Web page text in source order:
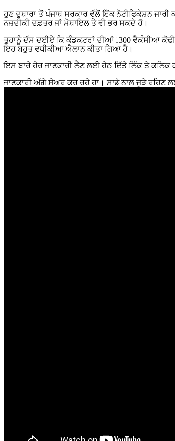
ਹੁਣ ਦੁਬਾਰਾ ਤੋਂ ਪੰਜਾਬ ਸਰਕਾਰ ਵੱਲੋਂ ਇੱਕ ਨੋਟੀਫਿਕੇਸ਼ਨ
ਨਜ਼ਦੀਕੀ ਦਫ਼ਤਰ ਜਾਂ ਮੋਬਾਇਲ ਤੇ ਵੀ ਭਰ ਸਕਦੇ ਹੋ।
ਤੁਹਾਨੂੰ ਦੱਸ ਦਈਏ ਕਿ ਕੰਡਕਟਰਾਂ ਦੀਆਂ 1300 ਵੈਕੰਸੀਆ
ਇਹ ਬਹੁਤ ਵਧੀਕੀਆ ਐਲਾਨ ਕੀਤਾ ਗਿਆ ਹੈ।
ਇਸ ਬਾਰੇ ਹੋਰ ਜਾਣਕਾਰੀ ਲੈਣ ਲਈ ਹੇਠ ਦਿੱਤੇ ਲਿੰਕ ਤੇ
ਜਾਣਕਾਰੀ ਅੱਗੇ ਸੇਅਰ ਕਰ ਰਹੇ ਹਾ। ਸਾਡੇ ਨਾਲ ਜੁੜੇ ਰਹਿਣ